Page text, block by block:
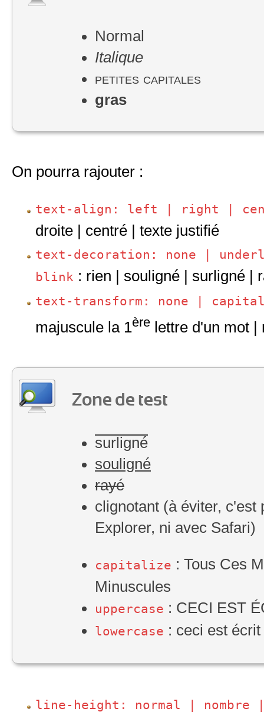
Normal
Italique
petites capitales
gras
On pourra rajouter :
text-align: left | right |
droite | centré | texte justifié
text-decoration: none |
blink : rien | souligné | surligné |
text-transform: none |
majuscule la 1ère lettre d'un mot
Zone de test
surligné
souligné
rayé
clignotant (à éviter, c'est
Explorer, ni avec Safari)
capitalize : Tous Ces
Minuscules
uppercase : CECI EST
lowercase : ceci est
line-height: normal | nombre |